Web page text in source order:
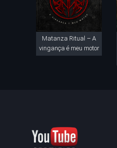
Matanza Ritual – A
vingança é meu motor